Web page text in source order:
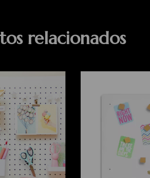
relacionados